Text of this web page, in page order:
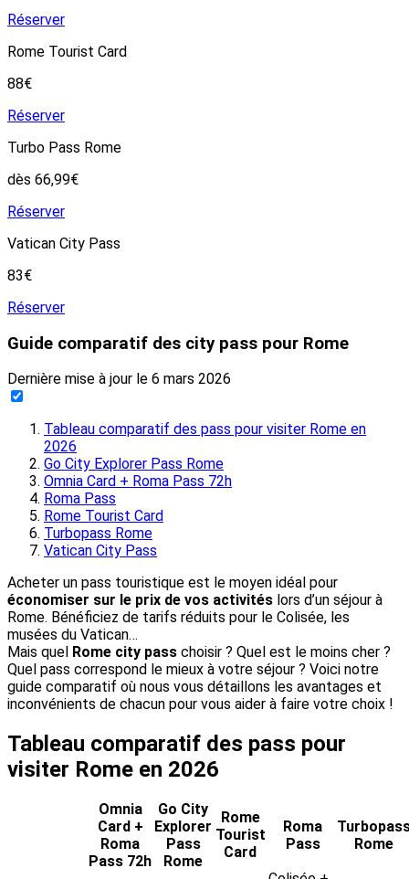
Réserver
Rome Tourist Card
88€
Réserver
Turbo Pass Rome
dès 66,99€
Réserver
Vatican City Pass
83€
Réserver
Guide comparatif des city pass pour Rome
Dernière mise à jour le 6 mars 2026
Tableau comparatif des pass pour visiter Rome en
2026
Go City Explorer Pass Rome
Omnia Card + Roma Pass 72h
Roma Pass
Rome Tourist Card
Turbopass Rome
Vatican City Pass
Acheter un pass touristique est le moyen idéal pour
économiser sur le prix de vos activités lors d’un séjour à
Rome. Bénéficiez de tarifs réduits pour le Colisée, les
musées du Vatican…
Mais quel Rome city pass choisir ? Quel est le moins cher ?
Quel pass correspond le mieux à votre séjour ? Voici notre
guide comparatif où nous vous détaillons les avantages et
inconvénients de chacun pour vous aider à faire votre choix !
Tableau comparatif des pass pour
visiter Rome en 2026
Omnia
Card +
Roma
Pass 72h
Go City
Explorer
Pass
Rome
Rome
Tourist
Card
Roma
Pass
Rome